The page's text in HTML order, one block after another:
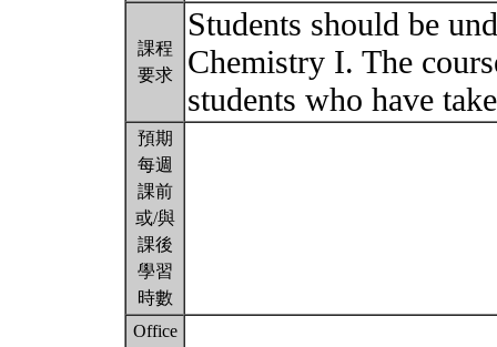
課程
要求
Students should be
Chemistry I. The
students who have
預期
每週
課前
或/與
課後
學習
時數
Office